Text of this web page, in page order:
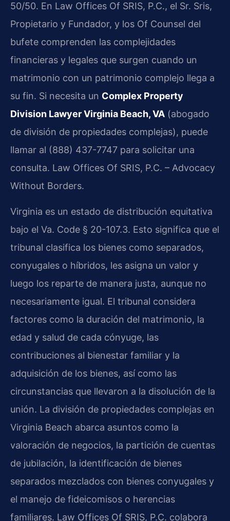
50/50. En Law Offices Of SRIS, P.C., el Sr. Sris,
Propietario y Fundador, y los Of Counsel del
bufete comprenden las complejidades
financieras y legales que surgen cuando un
matrimonio con un patrimonio complejo llega a
su fin. Si necesita un Complex Property
Division Lawyer Virginia Beach, VA (abogado
de división de propiedades complejas), puede
llamar al (888) 437-7747 para solicitar una
consulta. Law Offices Of SRIS, P.C. – Advocacy
Without Borders.
Virginia es un estado de distribución equitativa
bajo el Va. Code § 20-107.3. Esto significa que el
tribunal clasifica los bienes como separados,
conyugales o híbridos, les asigna un valor y
luego los reparte de manera justa, aunque no
necesariamente igual. El tribunal considera
factores como la duración del matrimonio, la
edad y salud de cada cónyuge, las
contribuciones al bienestar familiar y la
adquisición de los bienes, así como las
circunstancias que llevaron a la disolución de la
unión. La división de propiedades complejas en
Virginia Beach abarca asuntos como la
valoración de negocios, la partición de cuentas
de jubilación, la identificación de bienes
separados mezclados con bienes conyugales y
el manejo de fideicomisos o herencias
familiares. Law Offices Of SRIS, P.C. colabora